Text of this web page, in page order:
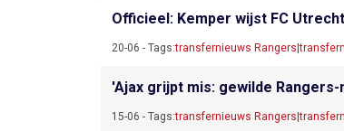
Officieel: Kemper wijst FC
20-06 - Tags:transfernieuws Rangers |
'Ajax grijpt mis: gewilde
15-06 - Tags:transfernieuws Rangers |